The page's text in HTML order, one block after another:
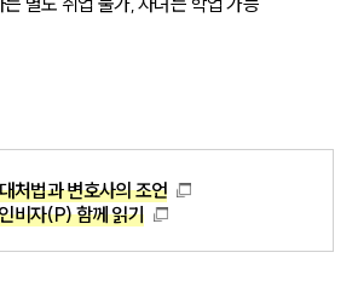
처법과 변호사의 조언
비자(P) 함께 읽기